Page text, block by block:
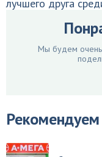
лучшего друга
Мы будем очень
Рекомендуем